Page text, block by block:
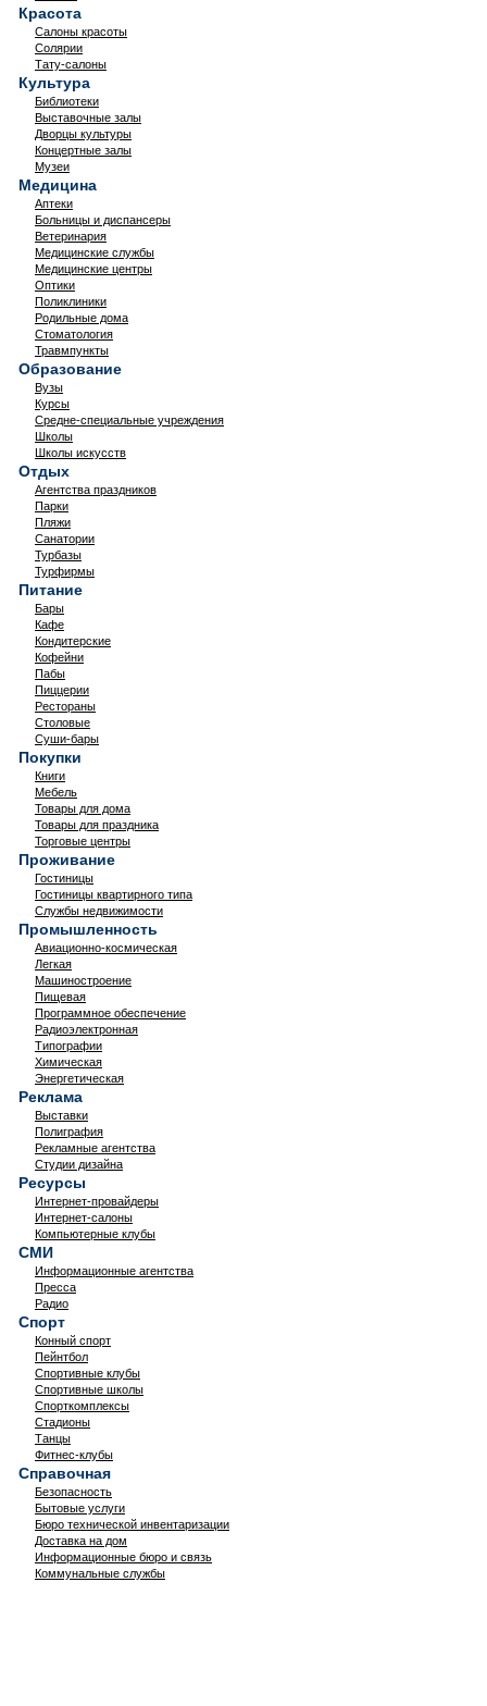
Красота
Салоны красоты
Солярии
Тату-салоны
Культура
Библиотеки
Выставочные залы
Дворцы культуры
Концертные залы
Музеи
Медицина
Аптеки
Больницы и диспансеры
Ветеринария
Медицинские службы
Медицинские центры
Оптики
Поликлиники
Родильные дома
Стоматология
Травмпункты
Образование
Вузы
Курсы
Средне-специальные учреждения
Школы
Школы искусств
Отдых
Агентства праздников
Парки
Пляжи
Санатории
Турбазы
Турфирмы
Питание
Бары
Кафе
Кондитерские
Кофейни
Пабы
Пиццерии
Рестораны
Столовые
Суши-бары
Покупки
Книги
Мебель
Товары для дома
Товары для праздника
Торговые центры
Проживание
Гостиницы
Гостиницы квартирного типа
Службы недвижимости
Промышленность
Авиационно-космическая
Легкая
Машиностроение
Пищевая
Программное обеспечение
Радиоэлектронная
Типографии
Химическая
Энергетическая
Реклама
Выставки
Полиграфия
Рекламные агентства
Студии дизайна
Ресурсы
Интернет-провайдеры
Интернет-салоны
Компьютерные клубы
СМИ
Информационные агентства
Пресса
Радио
Спорт
Конный спорт
Пейнтбол
Спортивные клубы
Спортивные школы
Спорткомплексы
Стадионы
Танцы
Фитнес-клубы
Справочная
Безопасность
Бытовые услуги
Бюро технической инвентаризации
Доставка на дом
Информационные бюро и связь
Коммунальные службы